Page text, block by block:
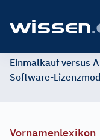
Einmalkauf versus
Software-
Vornamenlexikon